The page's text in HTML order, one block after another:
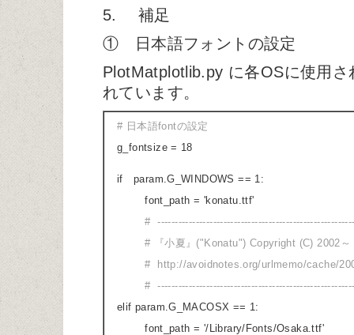
5. 補足
① 日本語フォントの設定
PlotMatplotlib.py に各OSに使用
れています。
# 日本語fontの設定
g_fontsize = 18
if param.G_WINDOWS == 1:
font_path = 'konatu.ttf'
#
# 『小夏』("Konatu") Copyright (C) 2002
# http://avoidnotes.org/urlmemo/cache/
#
elif param.G_MACOSX == 1:
font_path = '/Library/Fonts/Osaka.ttf'